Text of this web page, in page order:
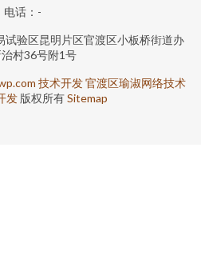
电话：-
试验区昆明片区官渡区小板桥街道办
村36号附1号
技术开发官渡区瑜淑网络技术
发 版权所有Sitemap